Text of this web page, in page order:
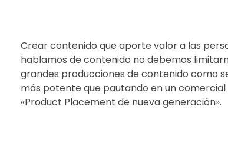
Crear contenido que aporte valor a las
hablamos de contenido no debemos
grandes producciones de contenido como
más potente que pautando en un
«Product Placement de nueva generación».